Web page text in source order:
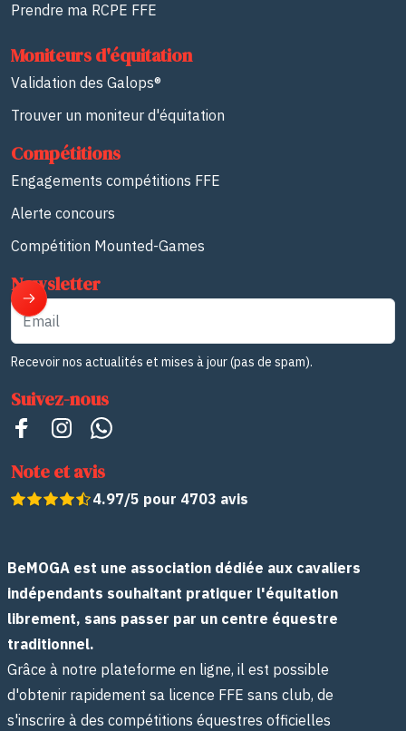
Prendre ma RCPE FFE
Moniteurs d'équitation
Validation des Galops®
Trouver un moniteur d'équitation
Compétitions
Engagements compétitions FFE
Alerte concours
Compétition Mounted-Games
Newsletter
Email
Recevoir nos actualités et mises à jour (pas de spam).
Suivez-nous
Note et avis
4.97/5 pour 4703 avis
BeMOGA est une association dédiée aux cavaliers
indépendants souhaitant pratiquer l'équitation
librement, sans passer par un centre équestre
traditionnel.
Grâce à notre plateforme en ligne, il est possible
d'obtenir rapidement sa licence FFE sans club, de
s'inscrire à des compétitions équestres officielles